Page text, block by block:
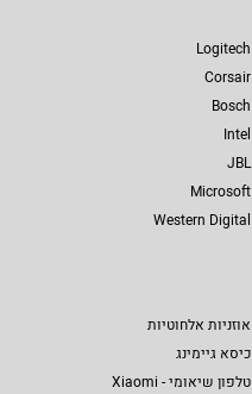
Logitech
Corsair
Bosch
Intel
JBL
Microsoft
Western Digital
אוזניות אלחוטיות
כיסא גיימינג
טלפון שיאומי - Xiaomi